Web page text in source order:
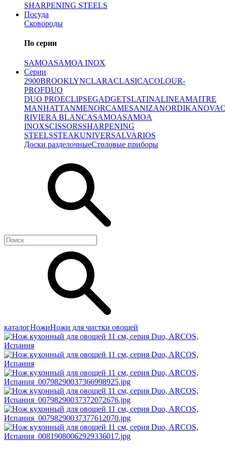
SHARPENING STEELS
Посуда
Сковороды
По серии
SAMOASAMOA INOX
Серии
2900BROOKLYNCLARACLASICACOLOUR-
PROFDUO
DUO PROECLIPSEGADGETSLATINALINEAMAITRE
MANHATTANMENORCAMESANIZANORDIKANOVA
RIVIERA BLANCASAMOASAMOA
INOXSCISSORSSHARPENING
STEELSSTEAKUNIVERSALVARIOS
Доски разделочныеСтоловые приборы
каталогНожиНожи для чистки овощей